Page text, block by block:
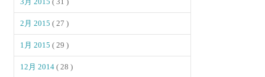
2月 2015( 27 )
1月 2015( 29 )
12月 2014( 28 )